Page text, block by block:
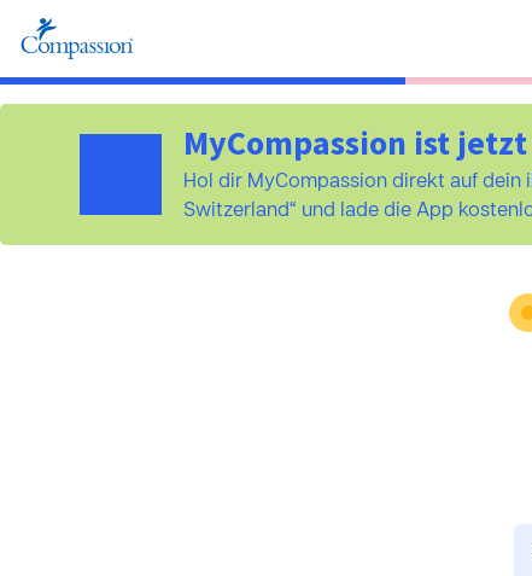
MyCompassion ist
Hol dir MyCompassion direkt auf dein
Switzerland“ und lade die App